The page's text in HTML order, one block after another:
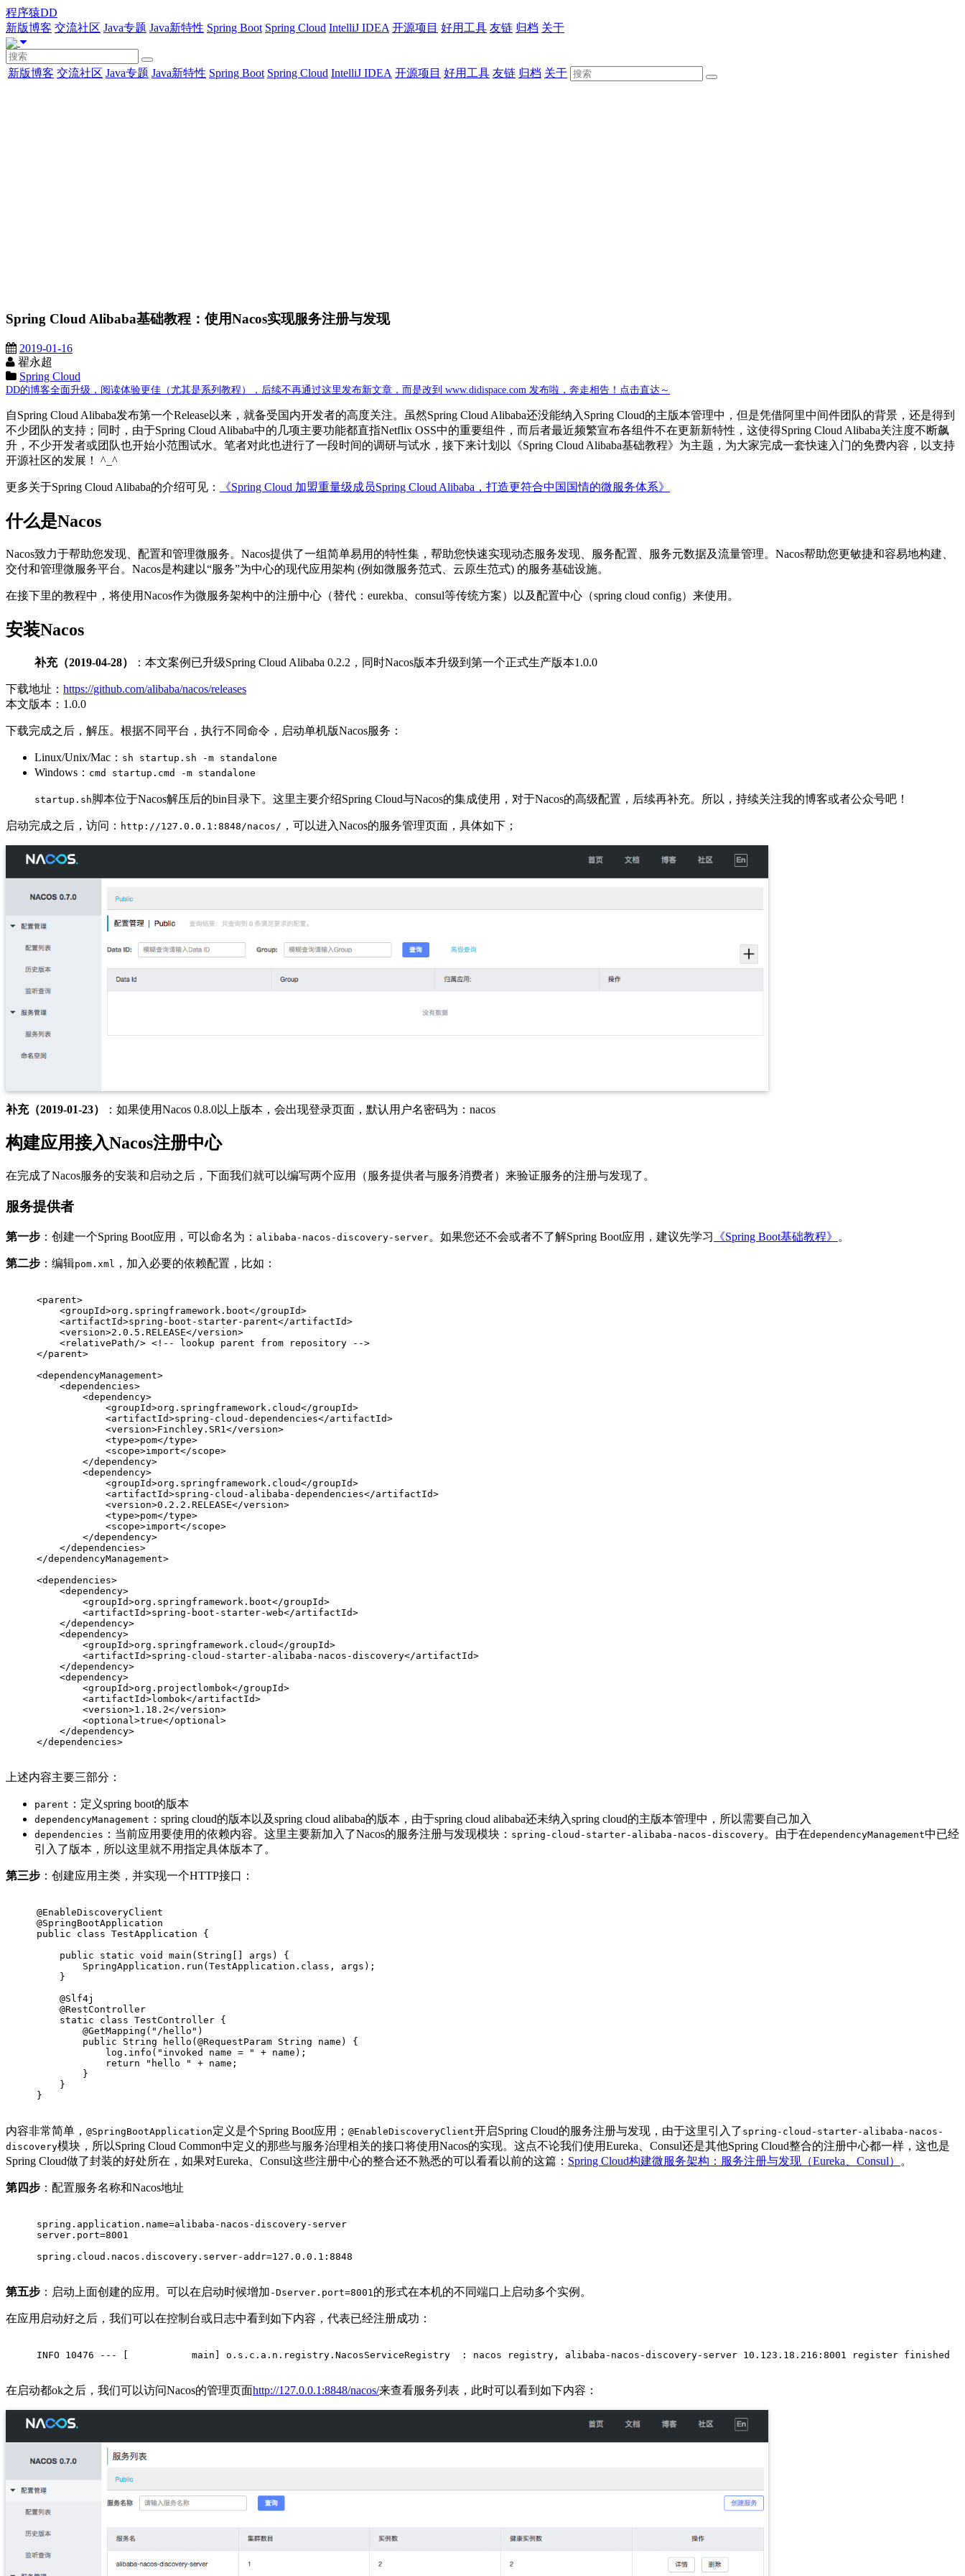
程序猿DD
新版博客 交流社区 Java专题 Java新特性 Spring Boot Spring Cloud IntelliJ IDEA 开源项目 好用工具 友链 归档 关于
新版博客 交流社区 Java专题 Java新特性 Spring Boot Spring Cloud IntelliJ IDEA 开源项目 好用工具 友链 归档 关于
Spring Cloud Alibaba基础教程：使用Nacos实现服务注册与发现
2019-01-16
翟永超
Spring Cloud
DD的博客全面升级，阅读体验更佳（尤其是系列教程），后续不再通过这里发布新文章，而是改到 www.didispace.com 发布啦，奔走相告！点击直达～
自Spring Cloud Alibaba发布第一个Release以来，就备受国内开发者的高度关注。虽然Spring Cloud Alibaba还没能纳入Spring Cloud的主版本管理中，但是凭借阿里中间件团队的背景，还是得到
不少团队的支持；同时，由于Spring Cloud Alibaba中的几项主要功能都直指Netflix OSS中的重要组件，而后者最近频繁宣布各组件不在更新新特性，这使得Spring Cloud Alibaba关注度不断飙
升，不少开发者或团队也开始小范围试水。笔者对此也进行了一段时间的调研与试水，接下来计划以《Spring Cloud Alibaba基础教程》为主题，为大家完成一套快速入门的免费内容，以支持
开源社区的发展！ ^_^
更多关于Spring Cloud Alibaba的介绍可见： 《Spring Cloud 加盟重量级成员Spring Cloud Alibaba，打造更符合中国国情的微服务体系》
什么是Nacos
Nacos致力于帮助您发现、配置和管理微服务。Nacos提供了一组简单易用的特性集，帮助您快速实现动态服务发现、服务配置、服务元数据及流量管理。Nacos帮助您更敏捷和容易地构建、
交付和管理微服务平台。Nacos是构建以“服务”为中心的现代应用架构 (例如微服务范式、云原生范式) 的服务基础设施。
在接下里的教程中，将使用Nacos作为微服务架构中的注册中心（替代：eurekba、consul等传统方案）以及配置中心（spring cloud config）来使用。
安装Nacos
补充（2019-04-28） ：本文案例已升级Spring Cloud Alibaba 0.2.2，同时Nacos版本升级到第一个正式生产版本1.0.0
下载地址： https://github.com/alibaba/nacos/releases
本文版本：1.0.0
下载完成之后，解压。根据不同平台，执行不同命令，启动单机版Nacos服务：
Linux/Unix/Mac： sh startup.sh -m standalone
Windows： cmd startup.cmd -m standalone
startup.sh脚本位于Nacos解压后的bin目录下。这里主要介绍Spring Cloud与Nacos的集成使用，对于Nacos的高级配置，后续再补充。所以，持续关注我的博客或者公众号吧！
启动完成之后，访问： http://127.0.0.1:8848/nacos/ ，可以进入Nacos的服务管理页面，具体如下；
补充（2019-01-23） ：如果使用Nacos 0.8.0以上版本，会出现登录页面，默认用户名密码为：nacos
构建应用接入Nacos注册中心
在完成了Nacos服务的安装和启动之后，下面我们就可以编写两个应用（服务提供者与服务消费者）来验证服务的注册与发现了。
服务提供者
第一步 ：创建一个Spring Boot应用，可以命名为： alibaba-nacos-discovery-server。如果您还不会或者不了解Spring Boot应用，建议先学习 《Spring Boot基础教程》 。
第二步 ：编辑pom.xml ，加入必要的依赖配置，比如：
<parent>
<groupId>org.springframework.boot</groupId>
<artifactId>spring-boot-starter-parent</artifactId>
<version>2.0.5.RELEASE</version>
<relativePath /> <!-- lookup parent from repository -->
</parent>
<dependencyManagement>
<dependencies>
<dependency>
<groupId>org.springframework.cloud</groupId>
<artifactId>spring-cloud-dependencies</artifactId>
<version>Finchley.SR1 </version>
<type>pom</type>
<scope>import</scope>
</dependency>
<dependency>
<groupId>org.springframework.cloud</groupId>
<artifactId>spring-cloud-alibaba-dependencies</artifactId>
<version>0.2.2.RELEASE</version>
<type>pom</type>
<scope>import</scope>
</dependency>
</dependencies>
</dependencyManagement>
<dependencies>
<dependency>
<groupId>org.springframework.boot</groupId>
<artifactId>spring-boot-starter-web</artifactId>
</dependency>
<dependency>
<groupId>org.springframework.cloud</groupId>
<artifactId>spring-cloud-starter-alibaba-nacos-discovery</artifactId>
</dependency>
<dependency>
<groupId>org.projectlombok</groupId>
<artifactId>lombok</artifactId>
<version>1.18.2</version>
<optional >true</optional >
</dependency>
</dependencies>
上述内容主要三部分：
parent ：定义spring boot的版本
dependencyManagement ：spring cloud的版本以及spring cloud alibaba的版本，由于spring cloud alibaba还未纳入spring cloud的主版本管理中，所以需要自己加入
dependencies ：当前应用要使用的依赖内容。这里主要新加入了Nacos的服务注册与发现模块： spring-cloud-starter-alibaba-nacos-discovery。由于在dependencyManagement中已经
引入了版本，所以这里就不用指定具体版本了。
第三步 ：创建应用主类，并实现一个HTTP接口：
@EnableDiscoveryClient
@SpringBootApplication
public
class TestApplication
{
public
static void main (String[] args)
{
        SpringApplication.run(TestApplication
. class , args ) ;
    }
@Slf4j
@RestController
static
class TestController {
@GetMapping ( "/hello" )
public String hello (@RequestParam String name)
{
            log.info(
"invoked name = "
+ name);
return
"hello "
+ name;
        }
    }
}
内容非常简单， @SpringBootApplication定义是个Spring Boot应用； @EnableDiscoveryClient开启Spring Cloud的服务注册与发现，由于这里引入了 spring-cloud-starter-alibaba-nacos-
discovery模块，所以Spring Cloud Common中定义的那些与服务治理相关的接口将使用Nacos的实现。这点不论我们使用Eureka、Consul还是其他Spring Cloud整合的注册中心都一样，这也是
Spring Cloud做了封装的好处所在，如果对Eureka、Consul这些注册中心的整合还不熟悉的可以看看以前的这篇： Spring Cloud构建微服务架构：服务注册与发现（Eureka、Consul） 。
第四步 ：配置服务名称和Nacos地址
spring.application.name=alibaba-nacos-discovery-server
server.port=8001
spring.cloud.nacos.discovery.server-addr=127.0.0.1:8848
第五步 ：启动上面创建的应用。可以在启动时候增加 -Dserver.port=8001 的形式在本机的不同端口上启动多个实例。
在应用启动好之后，我们可以在控制台或日志中看到如下内容，代表已经注册成功：
INFO 10476 --- [           main] o.s.c.a.n.registry.NacosServiceRegistry  : nacos registry, alibaba-nacos-discovery-server 10.123.18.216:8001 register finished
在启动都ok之后，我们可以访问Nacos的管理页面http://127.0.0.1:8848/nacos/来查看服务列表，此时可以看到如下内容：